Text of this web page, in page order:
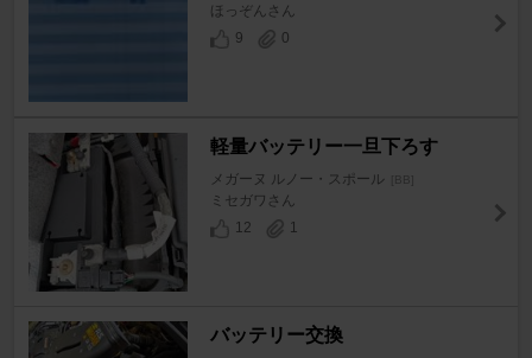
ほっぞんさん
9
0
軽量バッテリー一旦下ろす
メガーヌ ルノー・スポール [BB]
ミセガワさん
12
1
バッテリー交換